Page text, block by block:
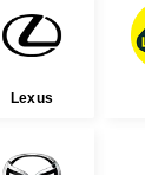
Lexus